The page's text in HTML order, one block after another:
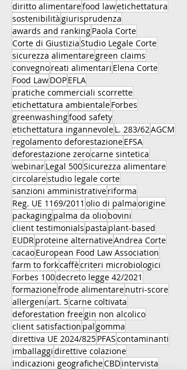
diritto alimentarefood lawetichettatura
sostenibilitàgiurisprudenza
awards and rankingPaola Corte
Corte di GiustiziaStudio Legale Corte
sicurezza alimentaregreen claims
convegnoreati alimentari Elena Corte
Food LawDOPEFLA
pratiche commerciali scorrette
etichettatura ambientaleForbes
greenwashingfood safety
etichettatura ingannevoleL. 283/62AGCM
regolamento deforestazioneEFSA
deforestazione zerocarne sintetica
webinarLegal 500Sicurezza alimentare
circolarestudio legale corte
sanzioni amministrativeriforma
Reg. UE 1169/2011 olio di palmaorigine
packagingpalma da oliobovini
client testimonials pasta plant-based
EUDRproteine alternativeAndrea Corte
cacaoEuropean Food Law Association
farm to forkcaffècriteri microbiologici
Forbes 100decreto legge 42/2021
formazionefrode alimentarenutri-score
allergeniart. 5carne coltivata
deforestation freegin non alcolico
client satisfaction palgomma
direttiva UE 2024/825PFAScontaminanti
imballaggidirettive colazione
indicazioni geograficheCBDintervista